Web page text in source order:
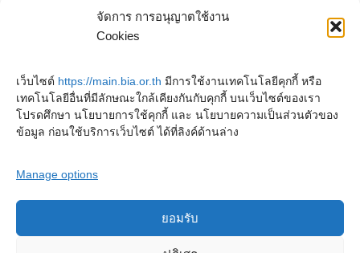
จัดการ การอนุญาตใช้งาน
Cookies
เว็บไซต์ https://main.bia.or.th มีการใช้งานเทคโนโลยีคุกกี้ หรือ
เทคโนโลยีอื่นที่มีลักษณะใกล้เคียงกันกับคุกกี้ บนเว็บไซต์ของเรา
โปรดศึกษา นโยบายการใช้คุกกี้ และ นโยบายความเป็นส่วนตัวของ
ข้อมูล ก่อนใช้บริการเว็บไซต์ ได้ที่ลิงค์ด้านล่าง
Manage options
ยอมรับ